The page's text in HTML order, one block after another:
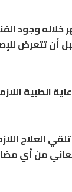
وجود
أن تتعرض
الطبية
العلاج
تعاني من أي